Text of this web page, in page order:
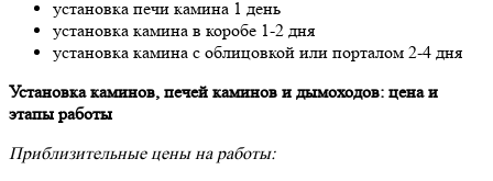
установка печи камина 1 день
установка камина в коробе 1-2 дня
установка камина с облицовкой или порталом 2-4 дня
Установка каминов, печей каминов и дымоходов: цена и
этапы работы
Приблизительные цены на работы: